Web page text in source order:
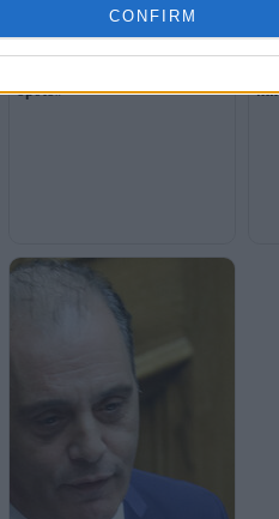
CONFIRM
όρθιο»